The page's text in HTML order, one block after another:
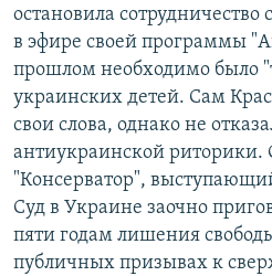
остановила сотрудничество
в эфире своей программы
прошлом необходимо было
украинских детей. Сам
свои слова, однако не
антиукраинской риторики.
"Консерватор",
Суд в Украине заочно
пяти годам лишения
публичных призывах к